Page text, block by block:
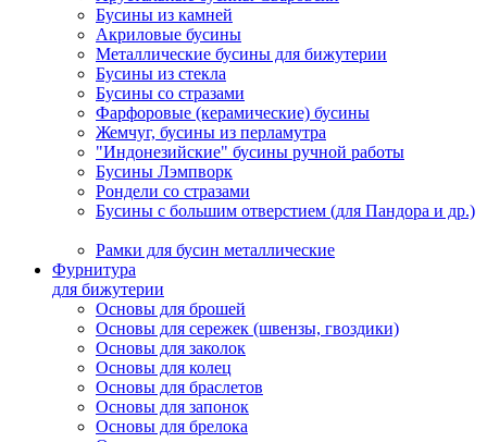
Бусины из камней
Акриловые бусины
Металлические бусины для бижутерии
Бусины из стекла
Бусины со стразами
Фарфоровые (керамические) бусины
Жемчуг, бусины из перламутра
"Индонезийские" бусины ручной работы
Бусины Лэмпворк
Рондели со стразами
Бусины с большим отверстием (для Пандора и др.)
Рамки для бусин металлические
Фурнитура
для бижутерии
Основы для брошей
Основы для сережек (швензы, гвоздики)
Основы для заколок
Основы для колец
Основы для браслетов
Основы для запонок
Основы для брелока